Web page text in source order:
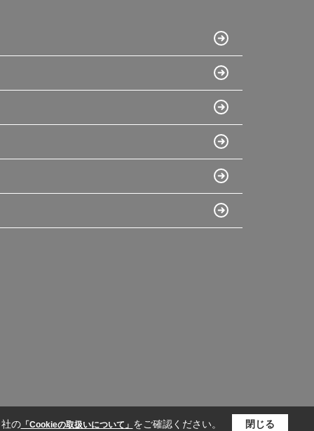
の「Cookieの取扱いについて」 をご確認ください。 閉じる